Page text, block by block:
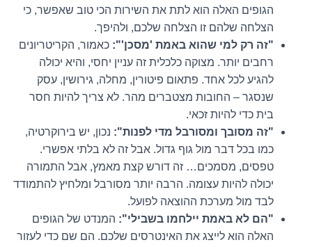
הגופים האלה הוא לתת את השירות הכי טוב שאפשר, כי
הצלחה שלהם זו הצלחה שלכם, ולהיפך.
"זה רק למי שהוא באמת 'מסכן'": כאמור, הקריטריונים
רחבים יותר. מצוקה כלכלית זה עניין יחסי, והיא יכולה
להגיע לכל אחד. פתאום פיטורין, מחלה, גירושין, עסק
שנסגר – החובות מצטברים מהר. לא צריך להיות חסר
בית כדי להיות זכאי.
"זה מסובך ומסורבל מדי לפנות": נכון, יש בירוקרטיה,
כמו בכל דבר מול גוף גדול. אבל זה לא בלתי אפשרי.
טפסים, מסמכים… זה דורש קצת מאמץ, אבל התמורה
יכולה להיות עצומה. הרבה יותר מסורבל ומלחיץ להתמודד
לבד מול מערכת ההוצאה לפועל.
"הם לא באמת יילחמו בשבילי": המנדט של הגופים
האלה הוא לייצג את האינטרסים שלכם. הם שם כדי לעזור